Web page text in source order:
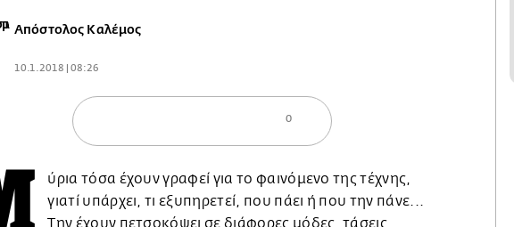
Απόστολος Καλέμος
10.1.2018 | 08:26
0
ύρια τόσα έχουν γραφεί για το φαινόμενο της τέχνης,
γιατί υπάρχει, τι εξυπηρετεί, που πάει ή που την πάνε...
Την έχουν πετσοκόψει σε διάφορες μόδες, τάσεις,